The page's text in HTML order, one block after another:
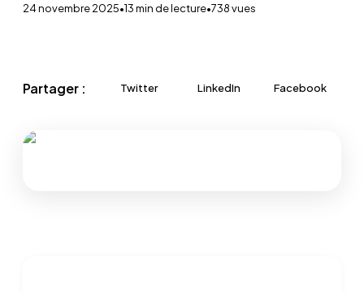
24 novembre 2025•13min de lecture•738vues
Partager : Twitter LinkedIn Facebook